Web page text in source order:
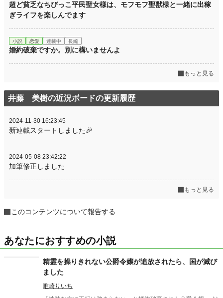
超ど貧乏なちびっこ平民聖女様は、モフモフ聖獣様と一緒に出稼
ぎライフを楽しんでます
小説 恋愛 連載中 長編
婚約破棄ですか。別に構いませんよ
もっと見る
井藤 美樹の近況ボードの更新履歴
2024-11-30 16:23:45
新連載スタートしました🎉
2024-05-08 23:42:22
加筆修正しました
もっと見る
このコンテンツについて報告する
あなたにおすすめの小説
精霊を操りきれない公爵令嬢が追放されたら、国が滅び
ました
唯崎りいち